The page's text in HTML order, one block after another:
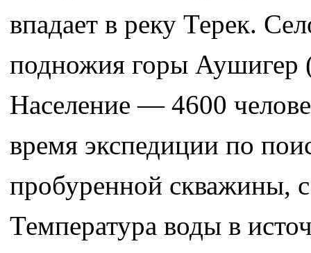
впадает в реку Терек.
подножия горы Аушигер
Население — 4600
время экспедиции по
пробуренной скважины,
Температура воды в